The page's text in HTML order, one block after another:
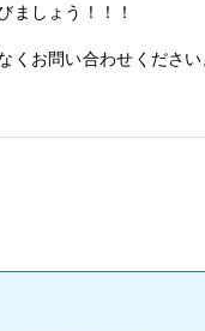
ましょう！！！
お問い合わせください